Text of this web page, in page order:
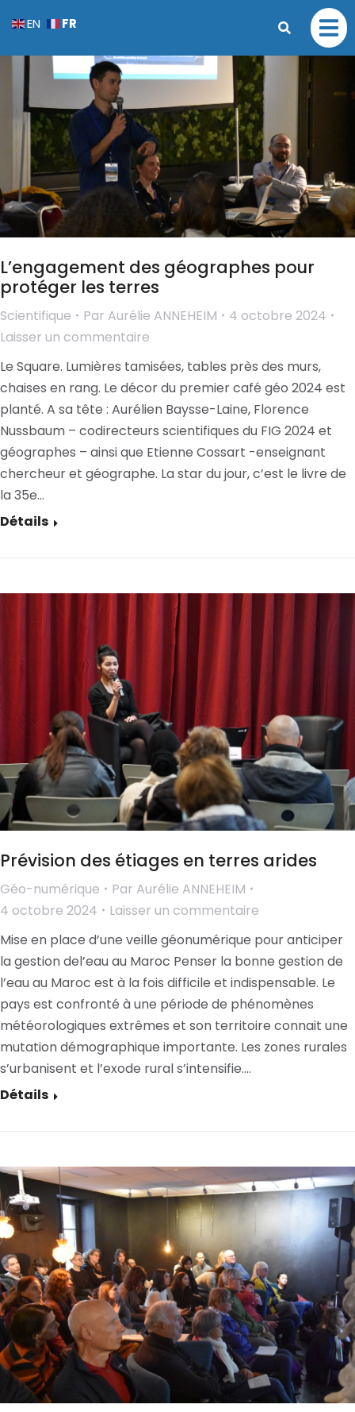
L’engagement des géographes pour
protéger les terres
Scientifique Par Aurélie ANNEHEIM
4 octobre 2024
Laisser un commentaire
Le Square. Lumières tamisées, tables près des murs,
chaises en rang. Le décor du premier café géo 2024 est
planté. A sa tête : Aurélien Baysse-Laine, Florence
Nussbaum – codirecteurs scientifiques du FIG 2024 et
géographes – ainsi que Etienne Cossart -enseignant
chercheur et géographe. La star du jour, c’est le livre de
la 35e…
Détails
Prévision des étiages en terres arides
Géo-numérique Par Aurélie ANNEHEIM
4 octobre 2024
Laisser un commentaire
Mise en place d’une veille géonumérique pour anticiper
la gestion del’eau au Maroc Penser la bonne gestion de
l’eau au Maroc est à la fois difficile et indispensable. Le
pays est confronté à une période de phénomènes
météorologiques extrêmes et son territoire connait une
mutation démographique importante. Les zones rurales
s’urbanisent et l’exode rural s’intensifie.…
Détails
EN FR